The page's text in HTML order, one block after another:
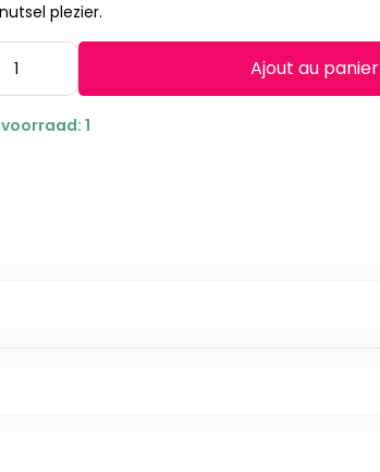
plezier.
Ajout au panier
1